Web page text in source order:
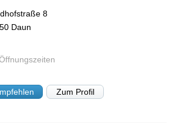
8
Daun
Zum Profil